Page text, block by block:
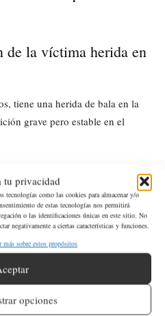
tu privacidad
tecnologías como las cookies para almacenar y/o
de estas tecnologías nos permitirá
o las identificaciones únicas en este sitio. No
negativamente a ciertas características y funciones.
más sobre estos propósitos
opciones
de la víctima herida en
tiene una herida de bala en la
grave pero estable en el
en relación con
identificado ni detenido a los
de los dos
Local